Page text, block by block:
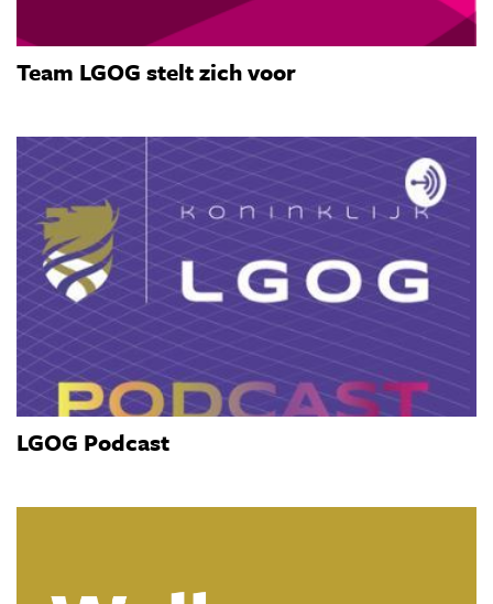
Team LGOG stelt zich voor
LGOG Podcast